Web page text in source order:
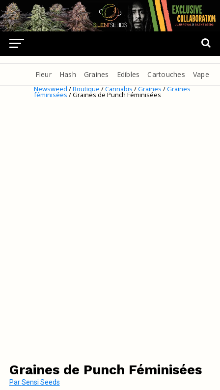
Fleur Hash Graines Edibles Cartouches Vape
Newsweed/Boutique/Cannabis/Graines/Graines
féminisées / Graines de Punch Féminisées
Graines de Punch Féminisées
ParSensi Seeds